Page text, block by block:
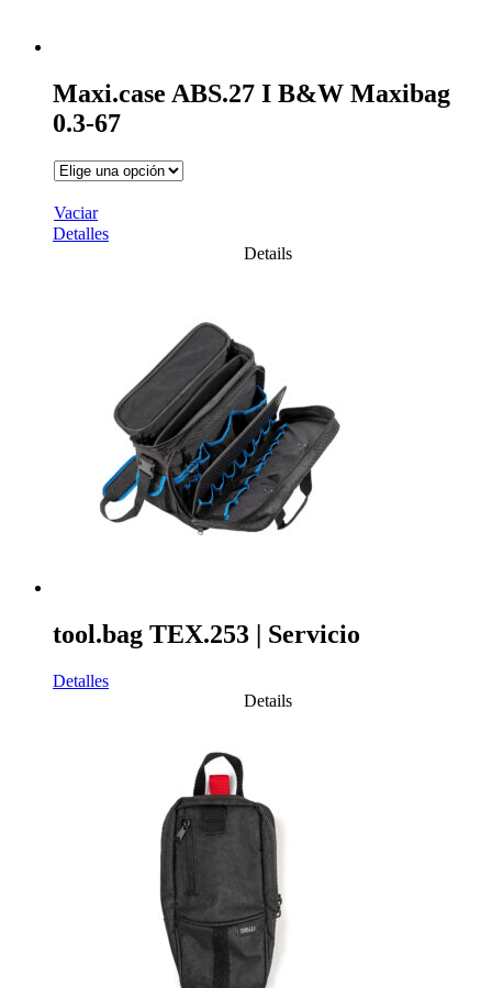
Maxi.case ABS.27 I B&W Maxibag
0.3-67
Vaciar
Detalles
Details
tool.bag TEX.253 | Servicio
Detalles
Details